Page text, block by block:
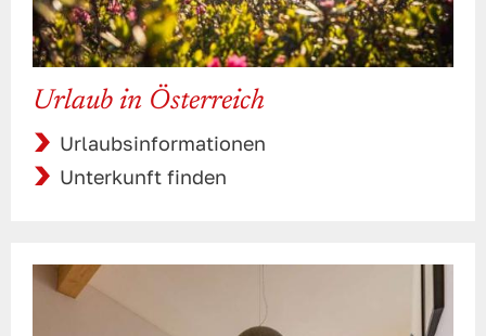
Urlaub in Österreich
Urlaubsinformationen
Unterkunft finden